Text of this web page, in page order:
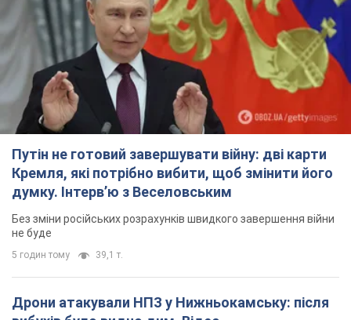
Путін не готовий завершувати війну: дві карти
Кремля, які потрібно вибити, щоб змінити його
думку. Інтерв’ю з Веселовським
Без зміни російських розрахунків швидкого завершення війни
не буде
5 годин тому 39,1 т.
Дрони атакували НПЗ у Нижньокамську: після